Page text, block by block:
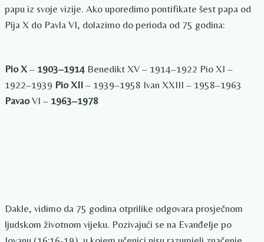
papu iz svoje vizije. Ako uporedimo pontifikate šest papa od
Pija X do Pavla VI, dolazimo do perioda od 75 godina:
Pio X– 1903–1914 Benedikt XV – 1914–1922 Pio XI –
1922–1939 Pio XII – 1939–1958 Ivan XXIII – 1958–1963
PavaoVI – 1963–1978
Dakle, vidimo da 75 godina otprilike odgovara prosječnom
ljudskom životnom vijeku. Pozivajući se na Evanđelje po